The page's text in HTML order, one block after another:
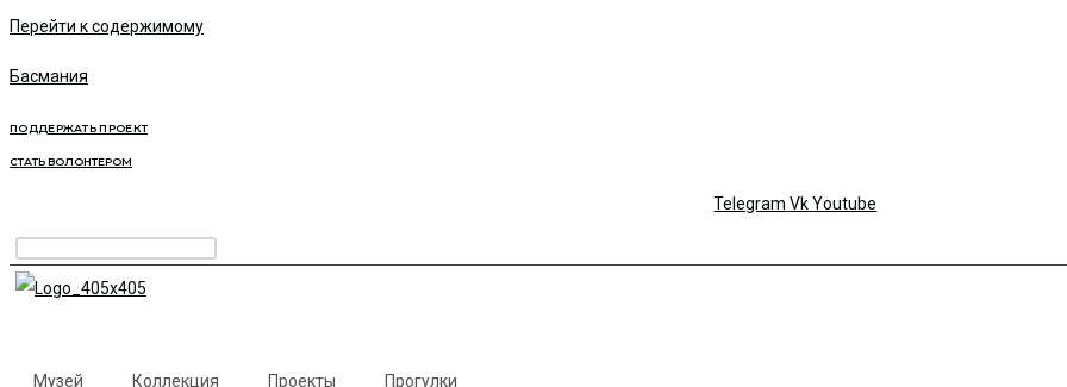
Перейти к содержимому
Басмания
ПОДДЕРЖАТЬ ПРОЕКТ
СТАТЬ ВОЛОНТЕРОМ
Telegram Vk Youtube
Музей Коллекция Проекты Прогулки